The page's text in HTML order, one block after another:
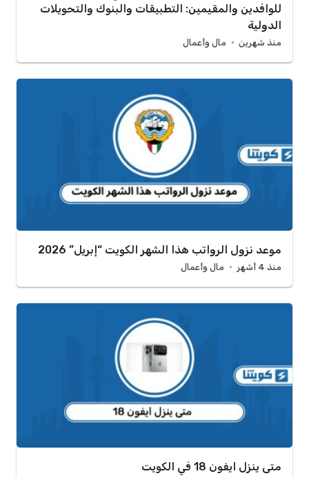
للوافدين والمقيمين: التطبيقات والبنوك والتحويلات
الدولية
منذ شهرين مال وأعمال
موعد نزول الرواتب هذا الشهر الكويت “إبريل” 2026
منذ 4 أشهر مال وأعمال
متى ينزل ايفون 18 في الكويت